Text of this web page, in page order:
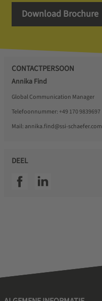
Download Brochure
CONTACTPERSOON
Annika Find
Global Communication Manager
Telefoonnummer: +49 170 9839697
Mail: annika.find@ssi-schaefer.com
DEEL
SSI facebookSSI linkedin